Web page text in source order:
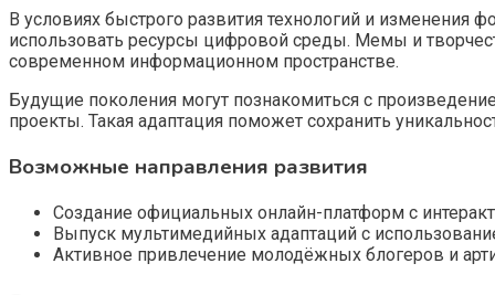
В условиях быстрого развития технологий и изменения
использовать ресурсы цифровой среды. Мемы и
современном информационном пространстве.
Будущие поколения могут познакомиться с
проекты. Такая адаптация поможет сохранить
Возможные направления развития
Создание официальных онлайн-платформ с
Выпуск мультимедийных адаптаций с
Активное привлечение молодёжных блогеров и